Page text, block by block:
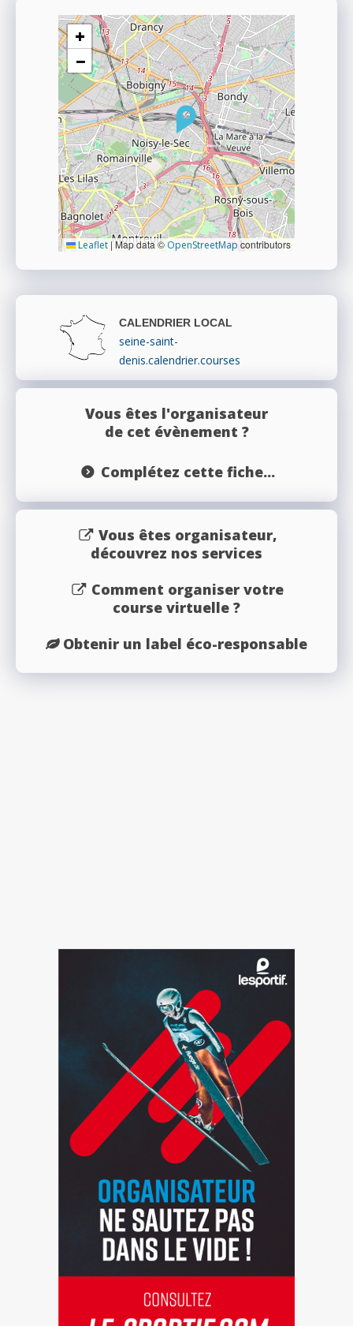
+
−
Leaflet |Map data ©OpenStreetMapcontributors
CALENDRIER LOCAL
seine-saint-
denis.calendrier.courses
Vous êtes l'organisateur
de cet évènement ?
Complétez cette fiche...
Vous êtes organisateur,
découvrez nos services
Comment organiser votre
course virtuelle ?
Obtenir un label éco-responsable